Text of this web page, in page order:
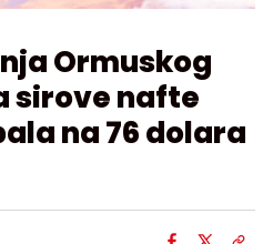
Ormuskog
sirove nafte
na 76 dolara